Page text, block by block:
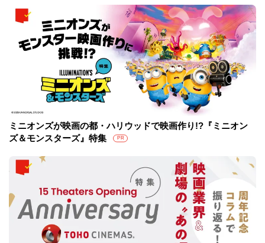
ミニオンズが映画の都・ハリウッドで映画作り!?『ミニオン
ズ＆モンスターズ』特集
PR